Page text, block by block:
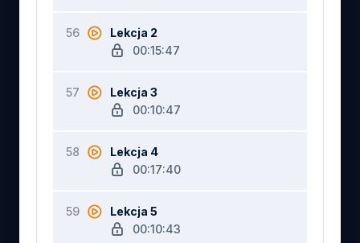
56
Lekcja 2
00:15:47
57
Lekcja 3
00:10:47
58
Lekcja 4
00:17:40
59
Lekcja 5
00:10:43